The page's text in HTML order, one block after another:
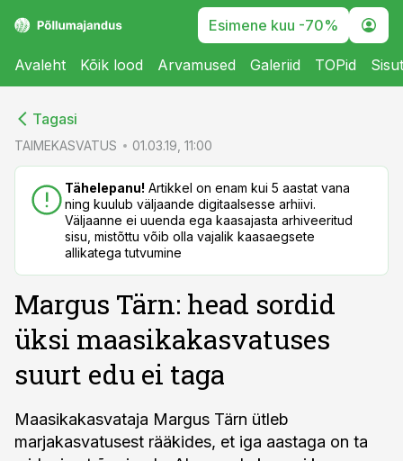
Esimene kuu -70%
Avaleht Kõik lood Arvamused Galeriid TOPid
Tagasi
TAIMEKASVATUS 01.03.19, 11:00
Tähelepanu! Artikkel on enam kui 5 aastat vana
ning kuulub väljaande digitaalsesse arhiivi.
Väljaanne ei uuenda ega kaasajasta arhiveeritud
sisu, mistõttu võib olla vajalik kaasaegsete
allikatega tutvumine
Margus Tärn: head sordid
üksi maasikakasvatuses
suurt edu ei taga
Maasikakasvataja Margus Tärn ütleb
marjakasvatusest rääkides, et iga aastaga on ta